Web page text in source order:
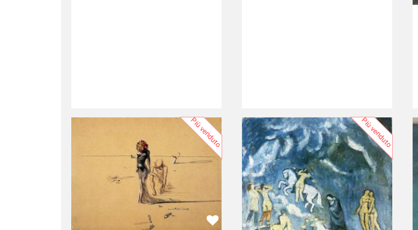
Più venduto Più venduto